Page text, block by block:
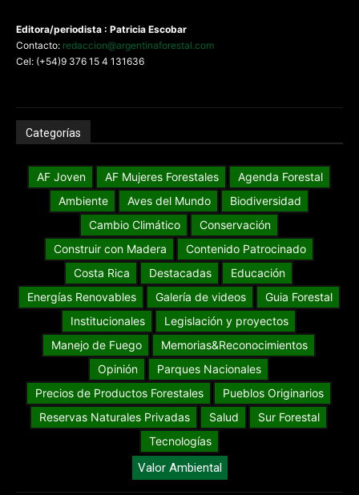
Editora/periodista : Patricia Escobar
Contacto: redaccion@argentinaforestal.com
Cel: (+54)9 376 15 4 131636
Categorías
AF Joven AF Mujeres Forestales
Agenda Forestal
Ambiente
Aves del Mundo
Biodiversidad
Cambio Climático
Conservación
Construir con Madera
Contenido Patrocinado
Costa Rica
Destacadas
Educación
Energías Renovables
Galería de videos
Guia Forestal
Institucionales
Legislación y proyectos
Manejo de Fuego
Memorias&Reconocimientos
Opinión
Parques Nacionales
Precios de Productos Forestales
Pueblos Originarios
Reservas Naturales Privadas
Salud
Sur Forestal
Tecnologías
Valor Ambiental